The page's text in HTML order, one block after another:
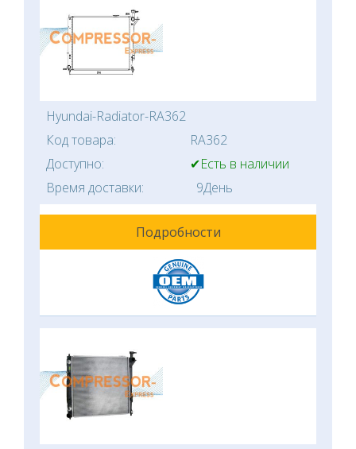
Hyundai-Radiator-RA362
Код товара:
RA362
Доступно:
✔Есть в наличии
Время доставки:
9День
Подробности